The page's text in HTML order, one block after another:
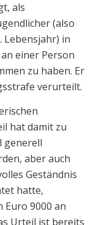
als
(also
Lebensjahr) in
einer Person
zu haben. Er
verurteilt.
hat damit zu
generell
aber auch
Geständnis
hatte,
Euro 9000 an
Urteil ist bereits